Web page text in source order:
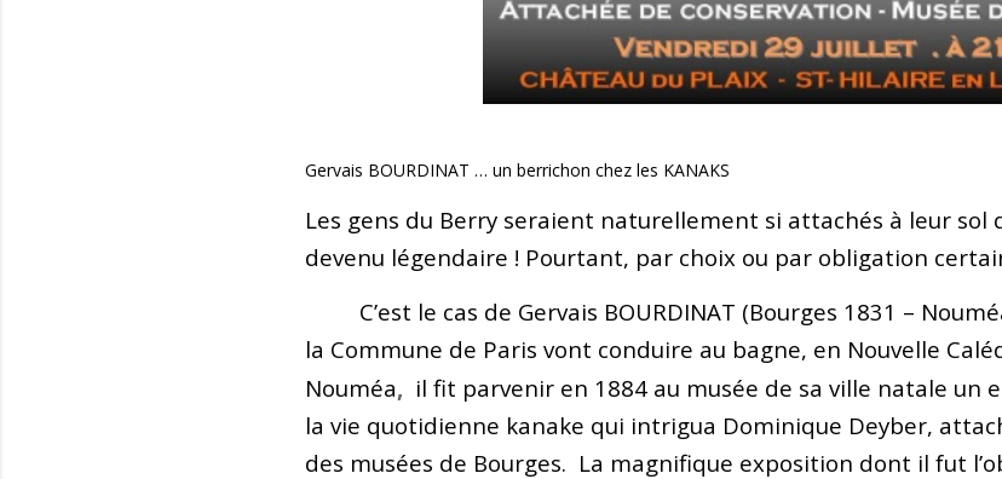
Gervais BOURDINAT … un berrichon chez les KANAKS
Les gens du Berry seraient naturellement si attachés à leur sol
devenu légendaire ! Pourtant, par choix ou par obligation
C’est le cas de Gervais BOURDINAT (Bourges 1831 –
la Commune de Paris vont conduire au bagne, en Nouvelle
Nouméa, il fit parvenir en 1884 au musée de sa ville natale un
la vie quotidienne kanake qui intrigua Dominique Deyber,
des musées de Bourges. La magnifique exposition dont il fut